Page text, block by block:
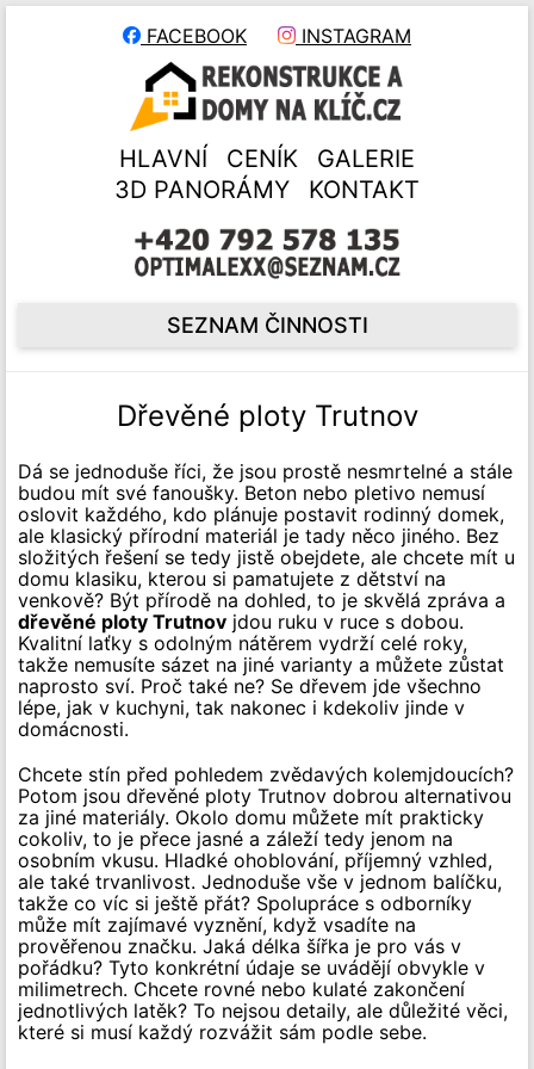
FACEBOOK INSTAGRAM
HLAVNÍ CENÍK
GALERIE
3D PANORÁMY
KONTAKT
SEZNAM ČINNOSTI
Dřevěné ploty Trutnov
Dá se jednoduše říci, že jsou prostě nesmrtelné a stále
budou mít své fanoušky. Beton nebo pletivo nemusí
oslovit každého, kdo plánuje postavit rodinný domek,
ale klasický přírodní materiál je tady něco jiného. Bez
složitých řešení se tedy jistě obejdete, ale chcete mít u
domu klasiku, kterou si pamatujete z dětství na
venkově? Být přírodě na dohled, to je skvělá zpráva a
dřevěné ploty Trutnov jdou ruku v ruce s dobou.
Kvalitní laťky s odolným nátěrem vydrží celé roky,
takže nemusíte sázet na jiné varianty a můžete zůstat
naprosto sví. Proč také ne? Se dřevem jde všechno
lépe, jak v kuchyni, tak nakonec i kdekoliv jinde v
domácnosti.
Chcete stín před pohledem zvědavých kolemjdoucích?
Potom jsou dřevěné ploty Trutnov dobrou alternativou
za jiné materiály. Okolo domu můžete mít prakticky
cokoliv, to je přece jasné a záleží tedy jenom na
osobním vkusu. Hladké ohoblování, příjemný vzhled,
ale také trvanlivost. Jednoduše vše v jednom balíčku,
takže co víc si ještě přát? Spolupráce s odborníky
může mít zajímavé vyznění, když vsadíte na
prověřenou značku. Jaká délka šířka je pro vás v
pořádku? Tyto konkrétní údaje se uvádějí obvykle v
milimetrech. Chcete rovné nebo kulaté zakončení
jednotlivých latěk? To nejsou detaily, ale důležité věci,
které si musí každý rozvážit sám podle sebe.